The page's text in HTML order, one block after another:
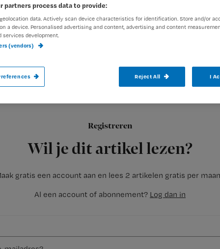
Auteur:
Registreren
Wil je dit artikel lezen?
gratis een account aan en lees 2 artikelen gratis per
Al een account of abonnement? Log dan in
Veel verzorgenden en verpleegkundigen
partners process data to provide:
data. Actively scan device characteristics for identification. Store and/or
a device. Personalised advertising and content, advertising and content
services development.
(vendors)
Reject All I